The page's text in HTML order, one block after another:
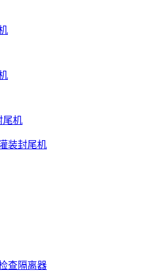
尾机
装封尾机
查隔离器